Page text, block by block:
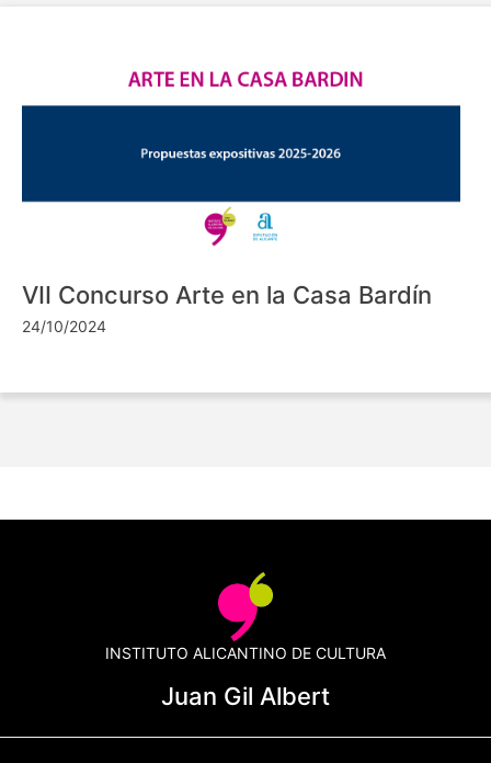
VII Concurso Arte en la Casa Bardín
24/10/2024
INSTITUTO ALICANTINO DE CULTURA
Juan Gil Albert